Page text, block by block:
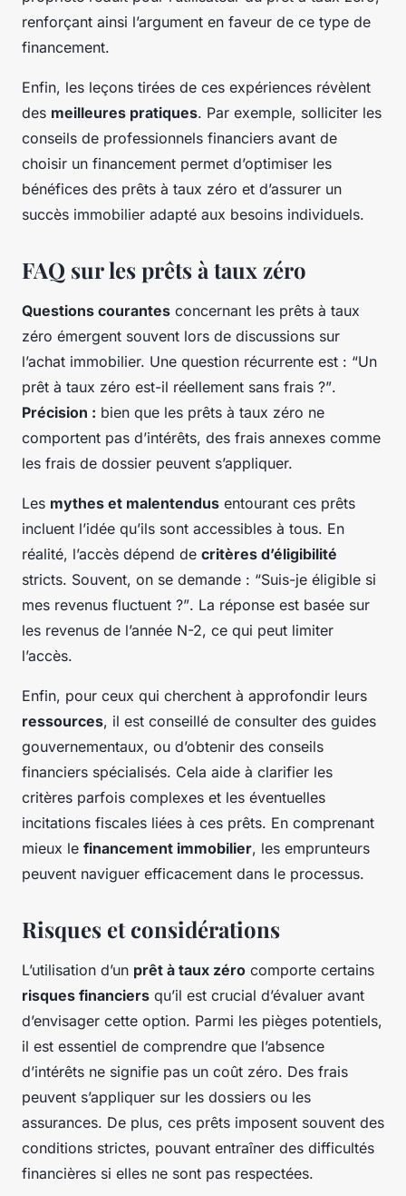
renforçant ainsi l’argument en faveur de ce type de
financement.
Enfin, les leçons tirées de ces expériences révèlent
des meilleures pratiques. Par exemple, solliciter les
conseils de professionnels financiers avant de
choisir un financement permet d’optimiser les
bénéfices des prêts à taux zéro et d’assurer un
succès immobilier adapté aux besoins individuels.
FAQ sur les prêts à taux zéro
Questions courantes concernant les prêts à taux
zéro émergent souvent lors de discussions sur
l’achat immobilier. Une question récurrente est : “Un
prêt à taux zéro est-il réellement sans frais ?”.
Précision : bien que les prêts à taux zéro ne
comportent pas d’intérêts, des frais annexes comme
les frais de dossier peuvent s’appliquer.
Les mythes et malentendus entourant ces prêts
incluent l’idée qu’ils sont accessibles à tous. En
réalité, l’accès dépend de critères d’éligibilité
stricts. Souvent, on se demande : “Suis-je éligible si
mes revenus fluctuent ?”. La réponse est basée sur
les revenus de l’année N-2, ce qui peut limiter
l’accès.
Enfin, pour ceux qui cherchent à approfondir leurs
ressources, il est conseillé de consulter des guides
gouvernementaux, ou d’obtenir des conseils
financiers spécialisés. Cela aide à clarifier les
critères parfois complexes et les éventuelles
incitations fiscales liées à ces prêts. En comprenant
mieux le financement immobilier, les emprunteurs
peuvent naviguer efficacement dans le processus.
Risques et considérations
L’utilisation d’un prêt à taux zéro comporte certains
risques financiers qu’il est crucial d’évaluer avant
d’envisager cette option. Parmi les pièges potentiels,
il est essentiel de comprendre que l’absence
d’intérêts ne signifie pas un coût zéro. Des frais
peuvent s’appliquer sur les dossiers ou les
assurances. De plus, ces prêts imposent souvent des
conditions strictes, pouvant entraîner des difficultés
financières si elles ne sont pas respectées.